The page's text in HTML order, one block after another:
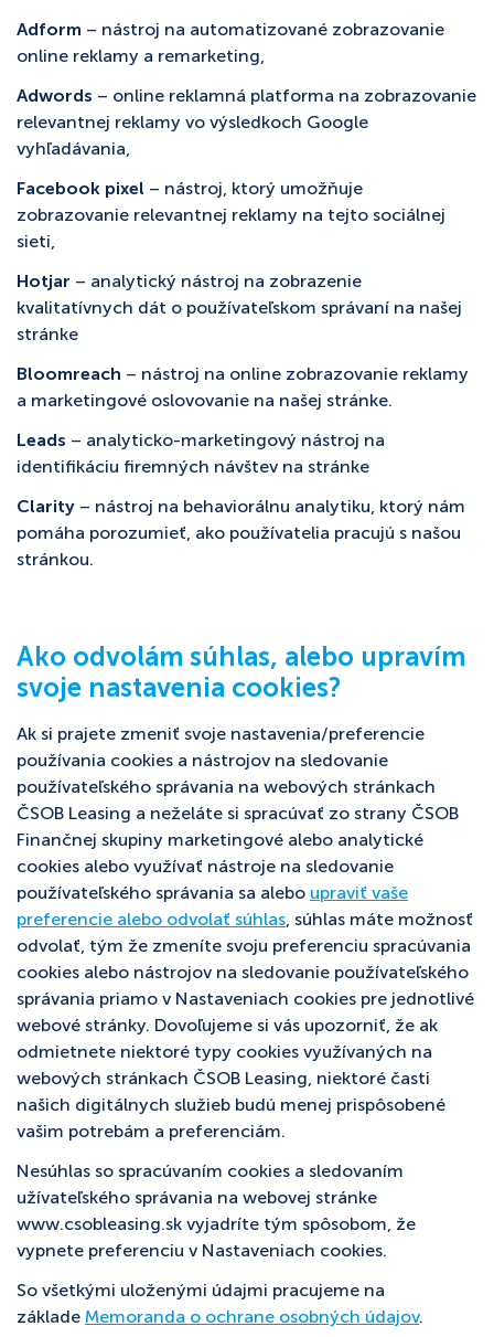
Adform – nástroj na automatizované zobrazovanie
online reklamy a remarketing,
Adwords – online reklamná platforma na zobrazovanie
relevantnej reklamy vo výsledkoch Google
vyhľadávania,
Facebook pixel – nástroj, ktorý umožňuje
zobrazovanie relevantnej reklamy na tejto sociálnej
sieti,
Hotjar – analytický nástroj na zobrazenie
kvalitatívnych dát o používateľskom správaní na našej
stránke
Bloomreach – nástroj na online zobrazovanie reklamy
a marketingové oslovovanie na našej stránke.
Leads – analyticko-marketingový nástroj na
identifikáciu firemných návštev na stránke
Clarity – nástroj na behaviorálnu analytiku, ktorý nám
pomáha porozumieť, ako používatelia pracujú s našou
stránkou.
Ako odvolám súhlas, alebo upravím
svoje nastavenia cookies?
Ak si prajete zmeniť svoje nastavenia/preferencie
používania cookies a nástrojov na sledovanie
používateľského správania na webových stránkach
ČSOB Leasing a neželáte si spracúvať zo strany ČSOB
Finančnej skupiny marketingové alebo analytické
cookies alebo využívať nástroje na sledovanie
používateľského správania sa alebo upraviť vaše
preferencie alebo odvolať súhlas, súhlas máte možnosť
odvolať, tým že zmeníte svoju preferenciu spracúvania
cookies alebo nástrojov na sledovanie používateľského
správania priamo v Nastaveniach cookies pre jednotlivé
webové stránky. Dovoľujeme si vás upozorniť, že ak
odmietnete niektoré typy cookies využívaných na
webových stránkach ČSOB Leasing, niektoré časti
našich digitálnych služieb budú menej prispôsobené
vašim potrebám a preferenciám.
Nesúhlas so spracúvaním cookies a sledovaním
užívateľského správania na webovej stránke
www.csobleasing.sk vyjadríte tým spôsobom, že
vypnete preferenciu v Nastaveniach cookies.
So všetkými uloženými údajmi pracujeme na
základe Memoranda o ochrane osobných údajov.